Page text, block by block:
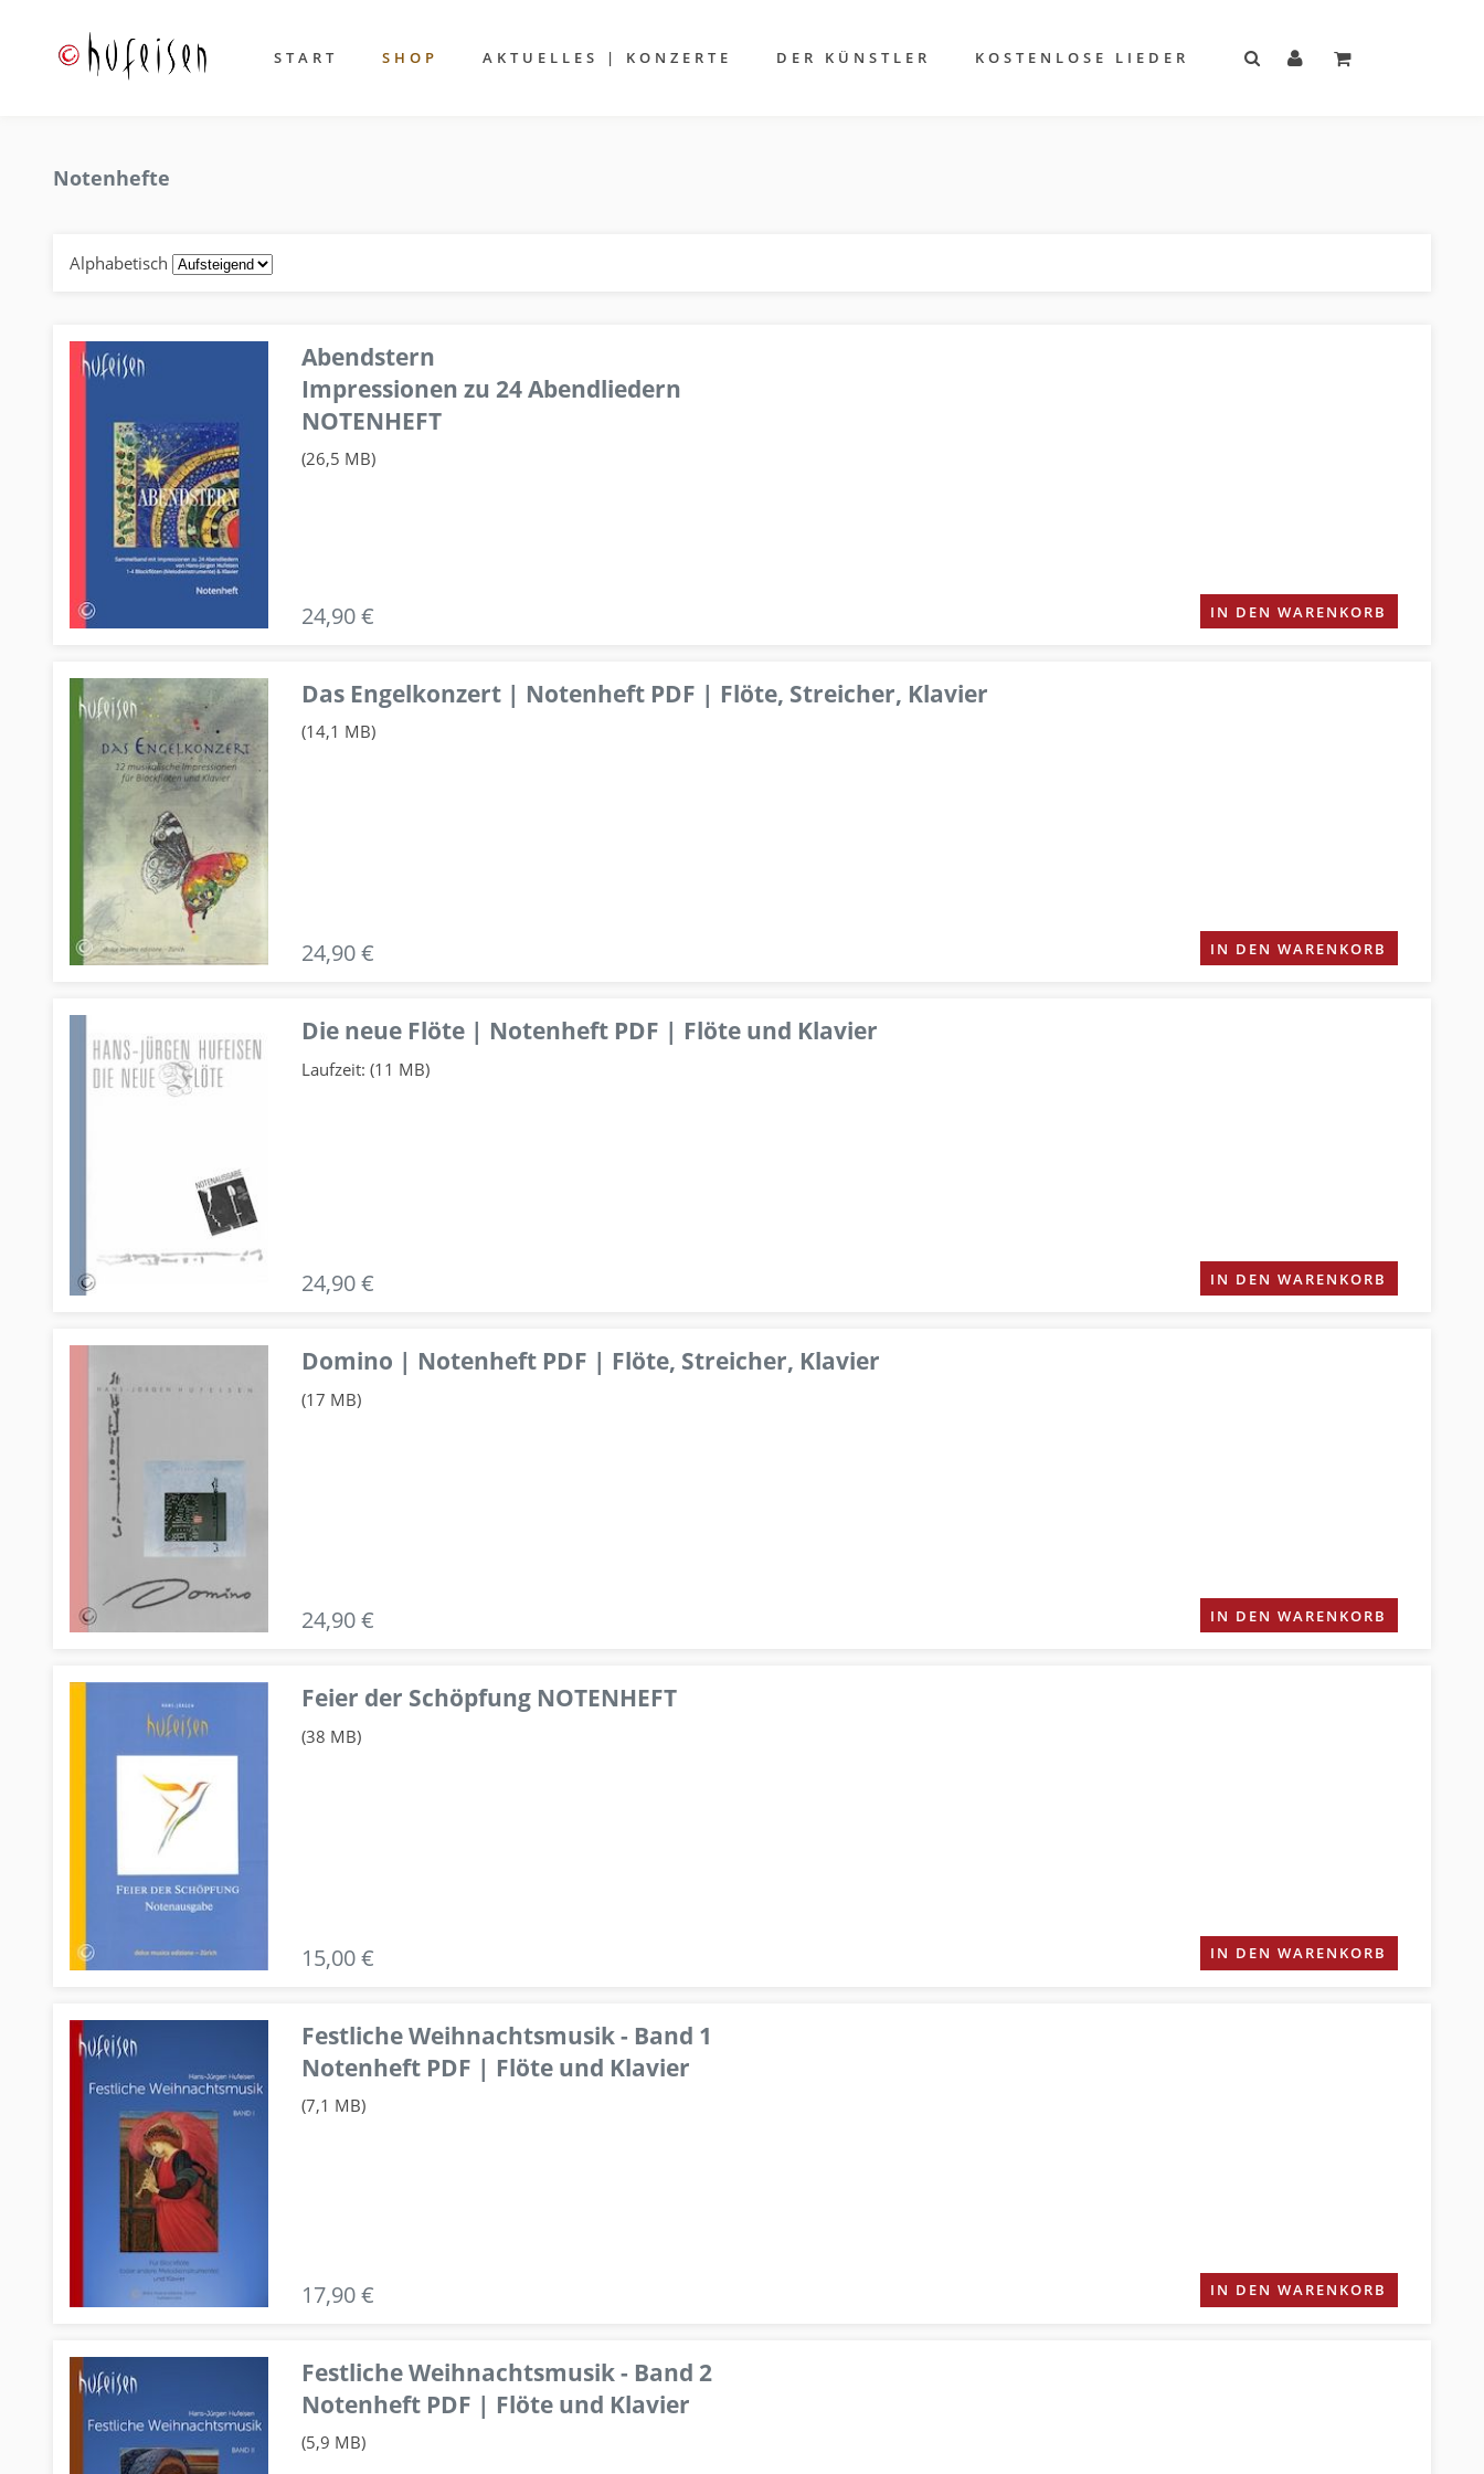
START SHOP AKTUELLES | KONZERTE DER KÜNSTLER KOSTENLOSE LIEDER
Notenhefte
Alphabetisch
Abendstern
Impressionen zu 24 Abendliedern
NOTENHEFT
(26,5 MB)
24,90 € IN DEN WARENKORB
Das Engelkonzert | Notenheft PDF | Flöte, Streicher, Klavier
(14,1 MB)
24,90 € IN DEN WARENKORB
Die neue Flöte | Notenheft PDF | Flöte und Klavier
Laufzeit: (11 MB)
24,90 € IN DEN WARENKORB
Domino | Notenheft PDF | Flöte, Streicher, Klavier
(17 MB)
24,90 € IN DEN WARENKORB
Feier der Schöpfung NOTENHEFT
(38 MB)
15,00 € IN DEN WARENKORB
Festliche Weihnachtsmusik - Band 1
Notenheft PDF | Flöte und Klavier
(7,1 MB)
17,90 € IN DEN WARENKORB
Festliche Weihnachtsmusik - Band 2
Notenheft PDF | Flöte und Klavier
(5,9 MB)